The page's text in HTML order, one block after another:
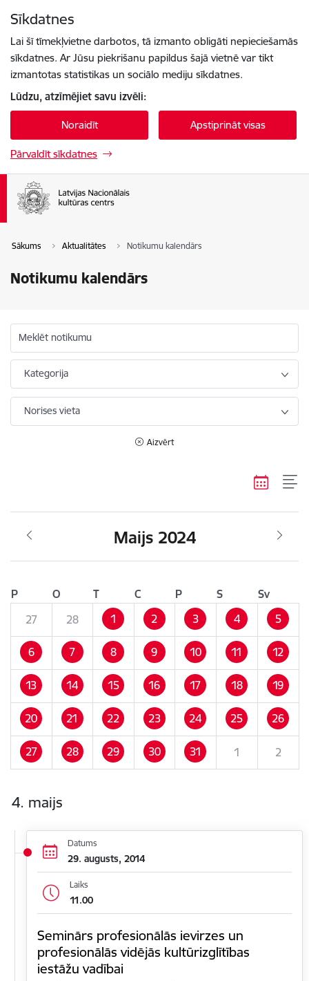
Sīkdatnes
Lai šī tīmekļvietne darbotos, tā izmanto obligāti nepieciešamās
sīkdatnes. Ar Jūsu piekrišanu papildus šajā vietnē var tikt
izmantotas statistikas un sociālo mediju sīkdatnes.
Lūdzu, atzīmējiet savu izvēli:
Noraidīt Apstiprināt visas
Pārvaldīt sīkdatnes
Sākums Aktualitātes Notikumu kalendārs
Notikumu kalendārs
Meklēt notikumu
Kategorija
Norises vieta
Aizvērt
Maijs 2024
P O T C P S
Sv
27
28 1 2 3 4 5
6 7 8 9 10 11 12
13 14 15 16 17 18 19
20 21 22 23 24 25 26
27 28 29 30 31 1 2
4. maijs
Datums
29. augusts, 2014
Laiks
11.00
Seminārs profesionālās ievirzes un
profesionālās vidējās kultūrizglītības
iestāžu vadībai